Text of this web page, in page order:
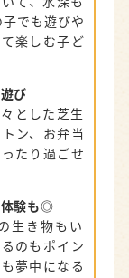
でも遊びや
楽しむ子ど
び
とした芝生
ン、お弁当
たり過ごせ
体験も◎
生き物もい
のもポイン
夢中になる